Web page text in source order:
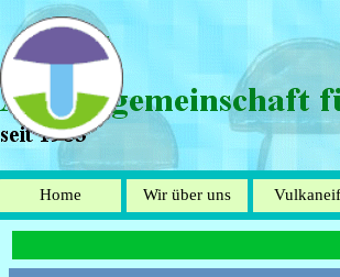
Direkt zum Seiteninhalt
Home Wir über uns ▼